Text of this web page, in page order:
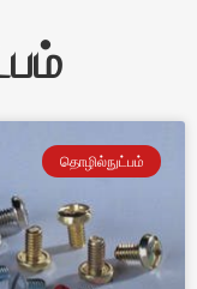
தொழில்நுட்பம்